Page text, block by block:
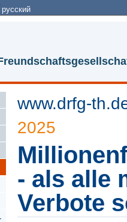
www.drfg-
2025
- als alle
Verbote